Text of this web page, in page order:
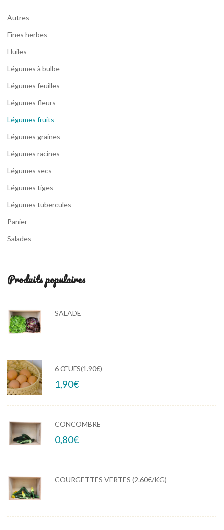
Autres
Fines herbes
Huiles
Légumes à bulbe
Légumes feuilles
Légumes fleurs
Légumes fruits
Légumes graines
Légumes racines
Légumes secs
Légumes tiges
Légumes tubercules
Panier
Salades
Produits populaires
SALADE
6 ŒUFS(1.90€)
1,90€
CONCOMBRE
0,80€
COURGETTES VERTES (2.60€/KG)